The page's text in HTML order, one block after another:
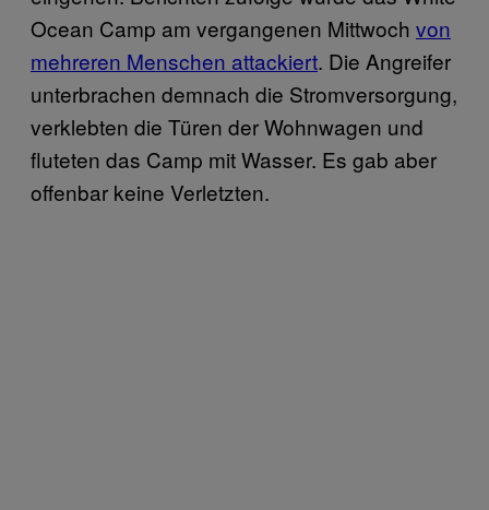
Ocean Camp am vergangenen Mittwoch von
mehreren Menschen attackiert. Die Angreifer
unterbrachen demnach die Stromversorgung,
verklebten die Türen der Wohnwagen und
fluteten das Camp mit Wasser. Es gab aber
offenbar keine Verletzten.